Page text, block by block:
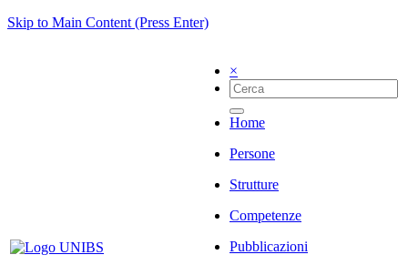
Skip to Main Content (Press Enter)
×
Home
Persone
Strutture
Competenze
Pubblicazioni